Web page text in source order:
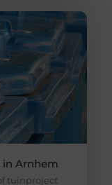
in Arnhem
tuinproject